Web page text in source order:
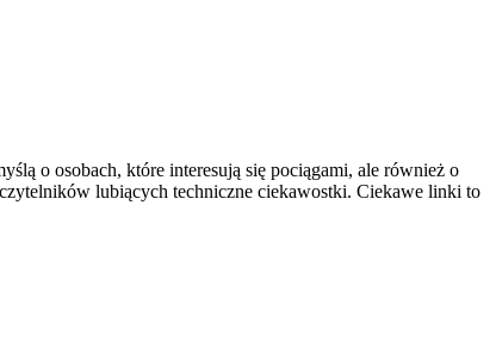
o osobach, które interesują się pociągami, ale również o
lubiących techniczne ciekawostki. Ciekawe linki to